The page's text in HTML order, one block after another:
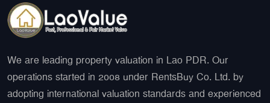
We are leading property valuation in Lao PDR. Our
operations started in 2008 under RentsBuy Co. Ltd. by
adopting international valuation standards and experienced